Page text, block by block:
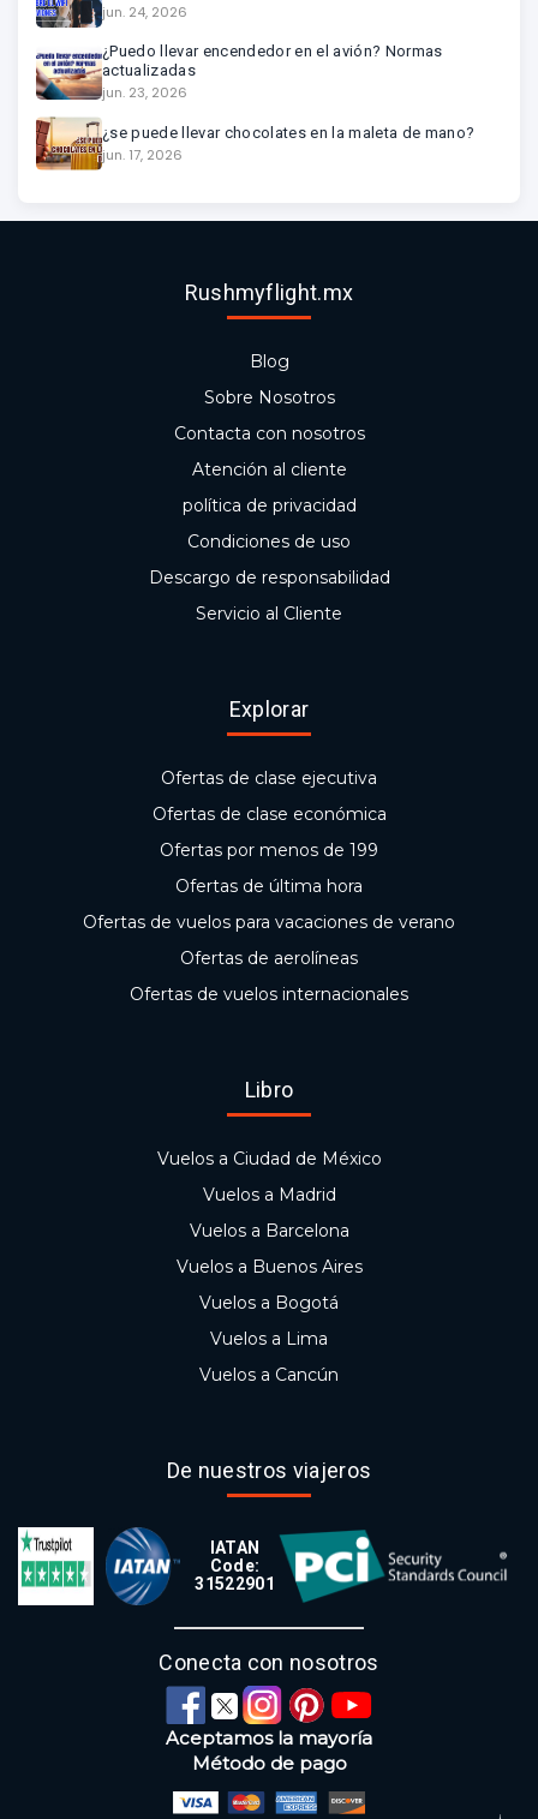
jun. 24, 2026
¿Puedo llevar encendedor en el avión? Normas
actualizadas
jun. 23, 2026
¿se puede llevar chocolates en la maleta de mano?
jun. 17, 2026
Rushmyflight.mx
Blog
Sobre Nosotros
Contacta con nosotros
Atención al cliente
política de privacidad
Condiciones de uso
Descargo de responsabilidad
Servicio al Cliente
Explorar
Ofertas de clase ejecutiva
Ofertas de clase económica
Ofertas por menos de 199
Ofertas de última hora
Ofertas de vuelos para vacaciones de verano
Ofertas de aerolíneas
Ofertas de vuelos internacionales
Libro
Vuelos a Ciudad de México
Vuelos a Madrid
Vuelos a Barcelona
Vuelos a Buenos Aires
Vuelos a Bogotá
Vuelos a Lima
Vuelos a Cancún
De nuestros viajeros
IATAN
Code:
31522901
Conecta con nosotros
Aceptamos la mayoría
Método de pago